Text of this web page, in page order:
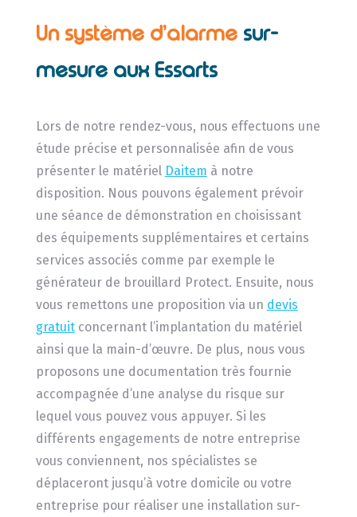
Un système d’alarme sur-
mesure aux Essarts
Lors de notre rendez-vous, nous effectuons une
étude précise et personnalisée afin de vous
présenter le matériel Daitem à notre
disposition. Nous pouvons également prévoir
une séance de démonstration en choisissant
des équipements supplémentaires et certains
services associés comme par exemple le
générateur de brouillard Protect. Ensuite, nous
vous remettons une proposition via un devis
gratuitconcernant l’implantation du matériel
ainsi que la main-d’œuvre. De plus, nous vous
proposons une documentation très fournie
accompagnée d’une analyse du risque sur
lequel vous pouvez vous appuyer. Si les
différents engagements de notre entreprise
vous conviennent, nos spécialistes se
déplaceront jusqu’à votre domicile ou votre
entreprise pour réaliser une installation sur-